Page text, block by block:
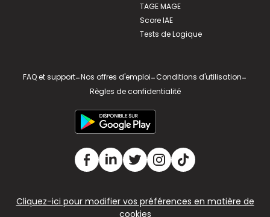
TAGE MAGE
Score IAE
Tests de Logique
FAQ et support-Nos offres d'emploi-Conditions d'utilisation-
Règles de confidentialité
Cliquez-ici pour modifier vos préférences en matière de
cookies